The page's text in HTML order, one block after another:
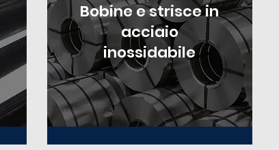
Bobine e strisce in
acciaio
inossidabile